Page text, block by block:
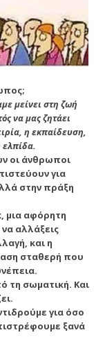
μείνει στη ζωή
να μας ζητάει
η εκπαίδευση,
ελπίδα.
οι άνθρωποι
για
στην πράξη
μια αφόρητη
αλλάξεις
και η
σταθερή που
τη σωματική. Και
για όσο
ξανά